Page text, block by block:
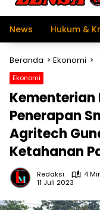
News Hukum &
Beranda Ekonomi
Ekonomi
Kementerian
Penerapan
Agritech
Ketahanan
Redaksi
4
11 Juli 2023